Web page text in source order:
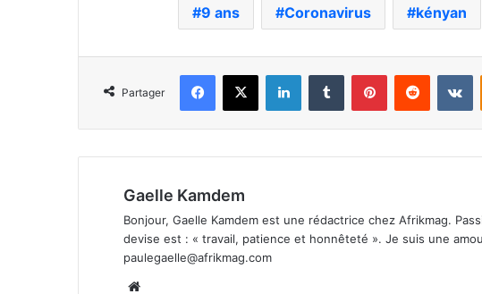
9 ans Coronavirus kényan
Partager
Facebook
X LinkedinTumblr PinterestReddit
Gaelle Kamdem
Bonjour, Gaelle Kamdem est une rédactrice chez Afrikmag.
devise est : « travail, patience et honnêteté ». Je suis une
paulegaelle@afrikmag.com